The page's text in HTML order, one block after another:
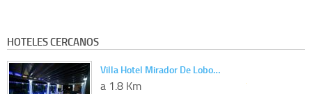
HOTELES CERCANOS
Villa Hotel Mirador De Lobo…
a 1.8 Km